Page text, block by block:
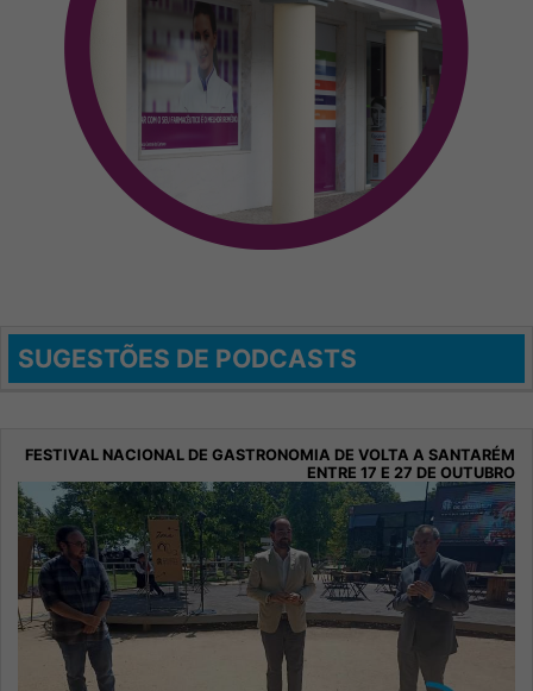
SUGESTÕES DE PODCASTS